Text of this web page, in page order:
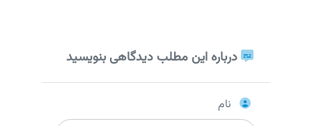
درباره این مطلب دیدگاهی بنویسید
نام